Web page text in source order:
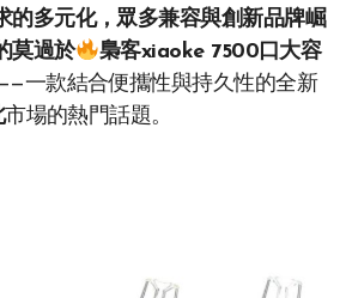
的多元化，眾多兼容與創新品牌崛
莫過於
梟客xiaoke 7500口大容
一款結合便攜性與持久性的全新
市場的熱門話題。